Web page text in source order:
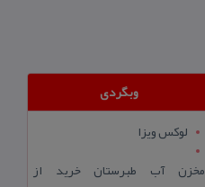
وبگردی
لوکس ویزا
مخزن آب طبرستان خرید از